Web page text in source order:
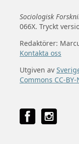
Sociologisk
066X. Tryckt
Redaktörer:
Kontakta oss
Utgiven av
Commons CC-